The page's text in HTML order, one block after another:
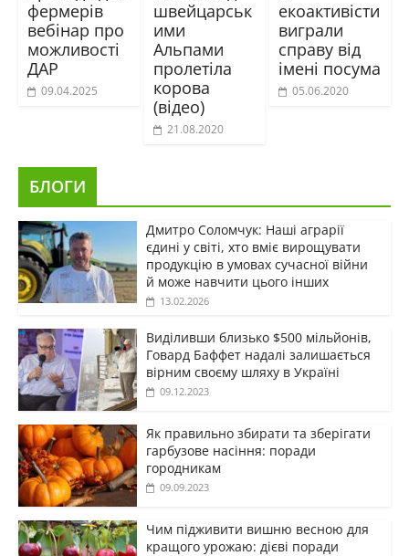
фермерів
вебінар про
можливості
ДАР
09.04.2025
швейцарськ
ими
Альпами
пролетіла
корова
(відео)
21.08.2020
екоактивісти
виграли
справу від
імені посума
05.06.2020
БЛОГИ
Дмитро Соломчук: Наші аграрії
єдині у світі, хто вміє вирощувати
продукцію в умовах сучасної війни
й може навчити цього інших
13.02.2026
Виділивши близько $500 мільйонів,
Говард Баффет надалі залишається
вірним своєму шляху в Україні
09.12.2023
Як правильно збирати та зберігати
гарбузове насіння: поради
городникам
09.09.2023
Чим підживити вишню весною для
кращого урожаю: дієві поради